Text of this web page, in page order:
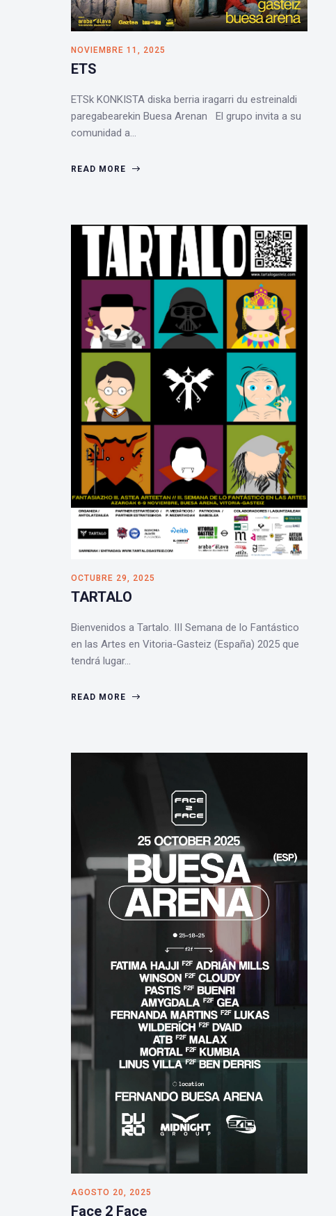
NOVIEMBRE 11, 2025
ETS
ETSk KONKISTA diska berria iragarri du estreinaldi
paregabearekin Buesa Arenan El grupo invita a su
comunidad a…
READ MORE
OCTUBRE 29, 2025
TARTALO
Bienvenidos a Tartalo. III Semana de lo Fantástico
en las Artes en Vitoria-Gasteiz (España) 2025 que
tendrá lugar…
READ MORE
AGOSTO 20, 2025
Face 2 Face